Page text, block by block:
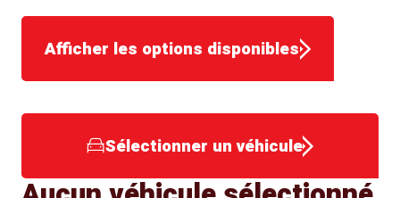
Afficher les options disponibles
Sélectionner un véhicule